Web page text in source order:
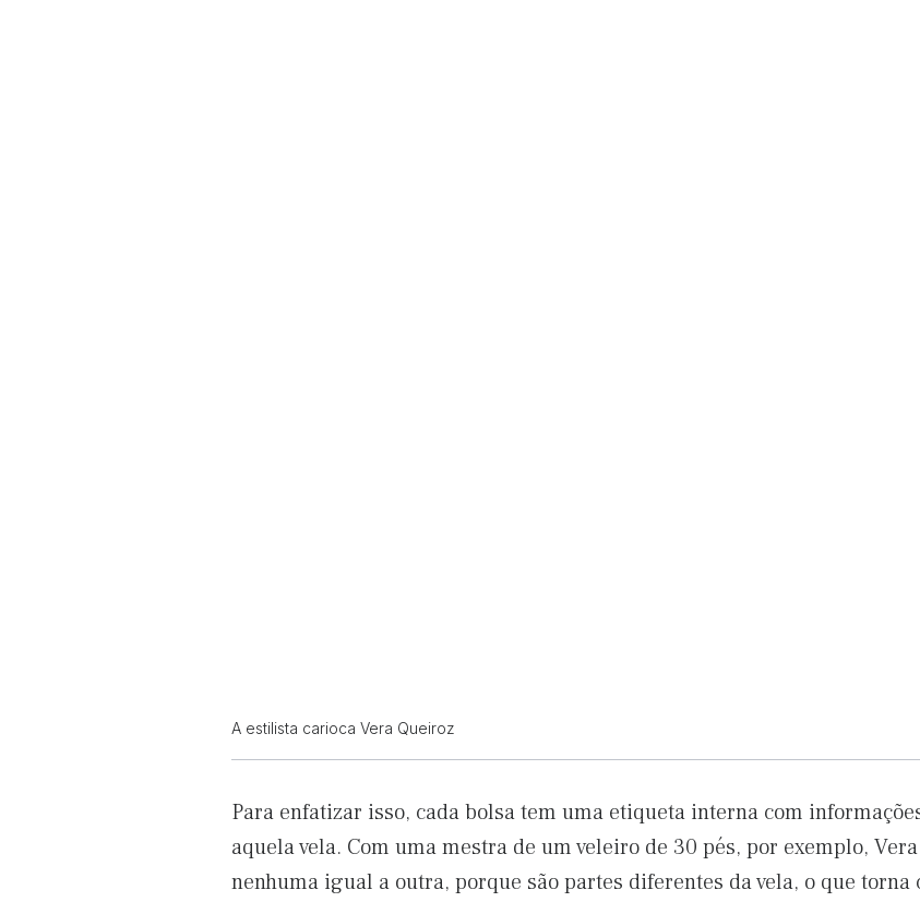
A estilista carioca Vera Queiroz
Para enfatizar isso, cada bolsa tem uma etiqueta interna com
aquela vela. Com uma mestra de um veleiro de 30 pés, por exemplo,
nenhuma igual a outra, porque são partes diferentes da vela, o que torna